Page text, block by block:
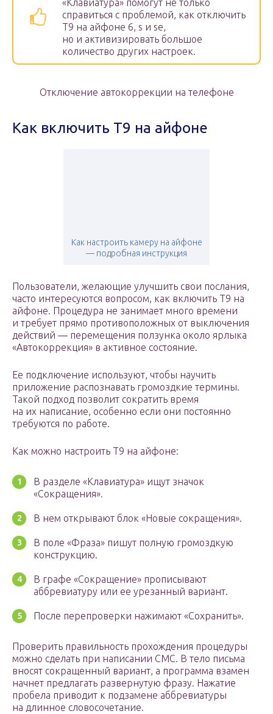
«Клавиатура» помогут не только
справиться с проблемой, как отключить
Т9 на айфоне 6, s и se,
но и активизировать большое
количество других настроек.
Отключение автокоррекции на телефоне
Как включить Т9 на айфоне
Как настроить камеру на айфоне
— подробная инструкция
Пользователи, желающие улучшить свои послания,
часто интересуются вопросом, как включить Т9 на
айфоне. Процедура не занимает много времени
и требует прямо противоположных от выключения
действий — перемещения ползунка около ярлыка
«Автокоррекция» в активное состояние.
Ее подключение используют, чтобы научить
приложение распознавать громоздкие термины.
Такой подход позволит сократить время
на их написание, особенно если они постоянно
требуются по работе.
Как можно настроить Т9 на айфоне:
В разделе «Клавиатура» ищут значок
«Сокращения».
В нем открывают блок «Новые сокращения».
В поле «Фраза» пишут полную громоздкую
конструкцию.
В графе «Сокращение» прописывают
аббревиатуру или ее урезанный вариант.
После перепроверки нажимают «Сохранить».
Проверить правильность прохождения процедуры
можно сделать при написании СМС. В тело письма
вносят сокращенный вариант, а программа взамен
начнет предлагать развернутую фразу. Нажатие
пробела приводит к подзамене аббревиатуры
на длинное словосочетание.